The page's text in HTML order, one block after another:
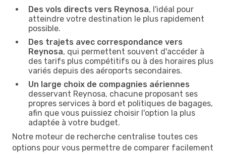
Des vols directs vers Reynosa, l'idéal pour
atteindre votre destination le plus rapidement
possible.
Des trajets avec correspondance vers
Reynosa, qui permettent souvent d'accéder à
des tarifs plus compétitifs ou à des horaires plus
variés depuis des aéroports secondaires.
Un large choix de compagnies aériennes
desservant Reynosa, chacune proposant ses
propres services à bord et politiques de bagages,
afin que vous puissiez choisir l'option la plus
adaptée à votre budget.
Notre moteur de recherche centralise toutes ces
options pour vous permettre de comparer facilement